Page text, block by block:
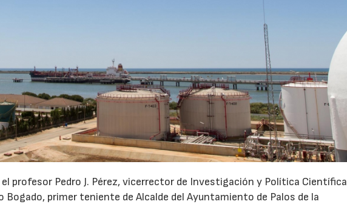
profesor Pedro J. Pérez, vicerrector de Investigación y Política Científica
Bogado, primer teniente de Alcalde del Ayuntamiento de Palos de la